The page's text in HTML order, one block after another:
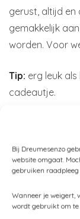
Bij Dreumesenzo
website omgaat.
gebruiken
Wanneer je weigert,
wordt gebruikt om te
gerust, altijd en
gemakkelijk
worden. Voor
Tip: erg leuk
cadeautje.
Merk: Elodie
Artikelnummer: